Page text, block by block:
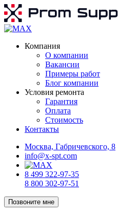
Компания
О компании
Вакансии
Примеры работ
Блог компании
Условия ремонта
Гарантия
Оплата
Стоимость
Контакты
Москва, Габричевского, 8
info@x-spt.com
8 499 322-97-35
8 800 302-97-51
Позвоните мне